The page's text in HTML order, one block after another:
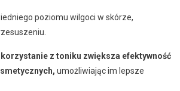
poziomu wilgoci w skórze,
z toniku zwiększa efektywność
umożliwiając im lepsze